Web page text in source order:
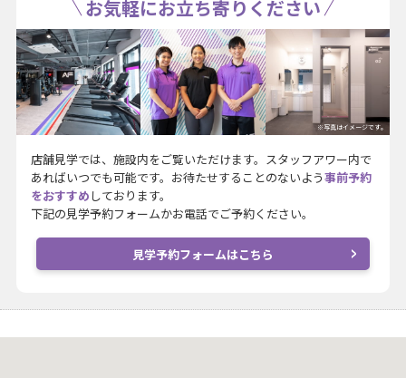
お気軽にお立ち寄りください
※写真はイメージです。
店舗見学では、施設内をご覧いただけます。スタッフアワー内で
あればいつでも可能です。お待たせすることのないよう事前予約
をおすすめ しております。
下記の見学予約フォームかお電話でご予約ください。
見学予約フォームはこちら